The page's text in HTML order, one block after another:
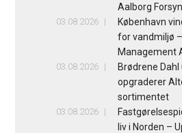
Aalborg
03.08.2026
København
for vandmiljø
Management
03.08.2026
Brødrene
opgraderer
sortimentet
03.08.2026
liv i Norden –